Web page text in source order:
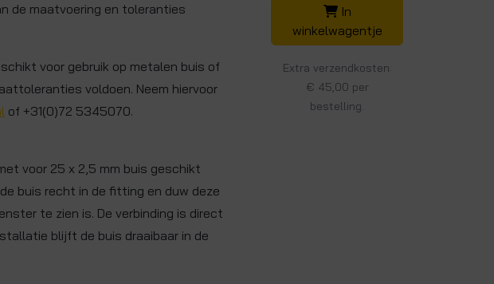
de maatvoering en toleranties
voor gebruik op metalen buis of
voldoen. Neem hiervoor
of +31(0)72 5345070.
voor 25 x 2,5 mm buis geschikt
buis recht in de fitting en duw deze
te zien is. De verbinding is direct
blijft de buis draaibaar in de
In
winkelwagentje
Extra verzendkosten:
€ 45,00 per
bestelling.